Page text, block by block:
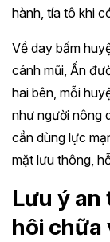
hành, tía tô khi
Về day bấm
cánh mũi, Ấn
hai bên, mỗi
như người nông
cần dùng lực
mặt lưu thông,
Lưu ý an
hôi chữa